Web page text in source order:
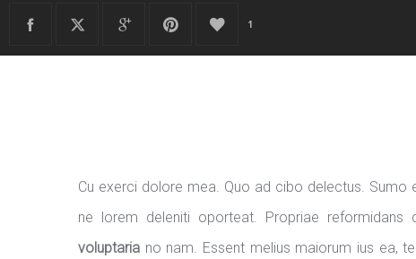
1
Cu exerci dolore mea. Quo ad cibo delectus.
ne lorem deleniti oporteat. Propriae
voluptaria no nam. Essent melius maiorum ius ea,